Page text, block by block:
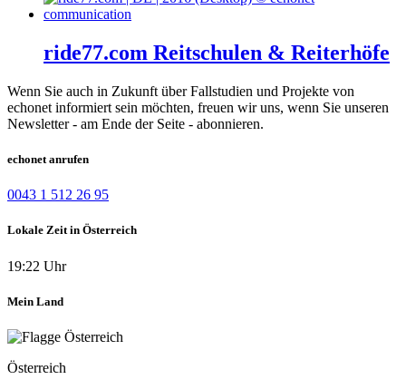
ride77.com Reitschulen & Reiterhöfe
Wenn Sie auch in Zukunft über Fallstudien und Projekte von
echonet informiert sein möchten, freuen wir uns, wenn Sie unseren
Newsletter - am Ende der Seite - abonnieren.
echonet anrufen
0043 1 512 26 95
Lokale Zeit in Österreich
19:22 Uhr
Mein Land
Österreich